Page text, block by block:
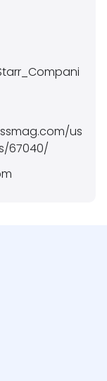
us
67040/